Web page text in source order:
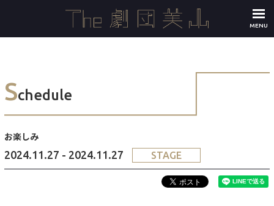
MENU
Schedule
お楽しみ
2024.11.27 - 2024.11.27 STAGE